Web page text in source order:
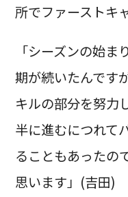
所でファーストキ
「シーズンの始
期が続いたんです
キルの部分を努力
半に進むにつれて
ることもあったの
思います」(吉田)